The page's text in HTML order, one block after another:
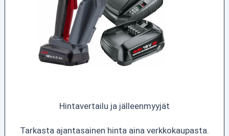
Hintavertailu ja jälleenmyyjät
Tarkasta ajantasainen hinta aina verkkokaupasta.